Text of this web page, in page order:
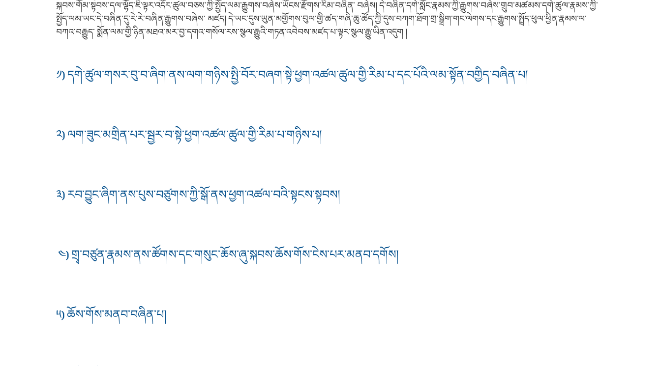
སྐབས་གོམ་སྟབས་དལ་ལྷོད་ཇི་ལྟར་འདོར་ཚུལ་བཅས་ཀྱི་སྤྱོད་ལམ་རྒྱུགས་བཞེས་ཡོངས་རྫོགས་རིམ་བཞིན་ བཞེས། དེ་བཞིན་དགེ་སློང་རྣམས་ཀྱི་རྒྱུགས་བཞེས་གྲུབ་མཚམས་དགེ་ཚུལ་རྣམས་ཀྱི་
སྤྱོད་ལམ་ཡང་དེ་བཞིན་དུ་རེ་རེ་བཞིན་རྒྱུགས་བཞེས་ མཛད། དེ་ཡང་དུས་ཡུན་མགྱོགས་བུལ་གྱི་ཚད་གཞི་ཆུ་ཚོད་ཀྱི་དུས་བཀག་ཐོག་གྲ་སྒྲིག་གང་ལེགས་དང་རྒྱུགས་སྤྲོད་ཕུལ་ཕྱིན་རྣམས་ལ་
བཀའ་བརྒྱུད་ སྨོན་ལམ་གྱི་ཉིན་མཐའ་མར་བྱ་དགའ་གསོལ་རས་སྩལ་རྒྱུའི་གཏན་འབེབས་མཛད་པ་ལྟར་སྩལ་རྒྱུ་ཡིན་འདུག །
༡) དགེ་ཚུལ་གསར་བུ་བ་ཞིག་ནས་ལག་གཉིས་སྤྱི་བོར་བཞག་སྟེ་ཕྱག་འཚལ་ཚུལ་གྱི་རིམ་པ་དང་པོའི་ལམ་སྟོན་བགྱིད་བཞིན་པ།
༢) ལག་ཟུང་མགྲིན་པར་སྦྱར་བ་སྟེ་ཕྱག་འཚལ་ཚུལ་གྱི་རིམ་པ་གཉིས་པ།
༣) རབ་བྱུང་ཞིག་ནས་པུས་བཙུགས་ཀྱི་སྒོ་ནས་ཕྱག་འཚལ་བའི་སྟངས་སྟབས།
༤) གྲྭ་བཙུན་རྣམས་ནས་ཚོགས་དང་གསུང་ཆོས་ཞུ་སྐབས་ཆོས་གོས་ངེས་པར་མནབ་དགོས།
༥) ཆོས་གོས་མནབ་བཞིན་པ།